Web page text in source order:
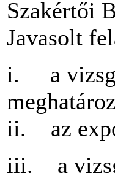
Szakértői
Javasolt
i. a
ii. az
iii. a